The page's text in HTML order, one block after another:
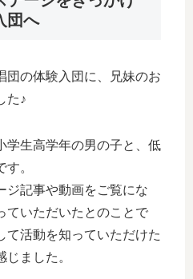
団へ
団の体験入団に、兄妹のお
た♪
学生高学年の男の子と、低
。
ジ記事や動画をご覧にな
ていただいたとのことで
て活動を知っていただけた
ました。